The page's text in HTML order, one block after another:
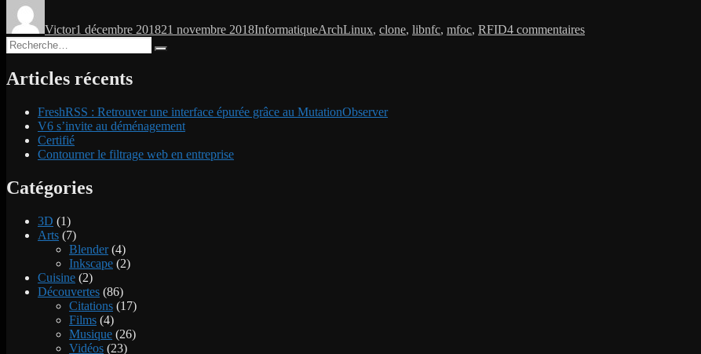
Victor1 décembre 201821 novembre 2018InformatiqueArchLinux, clone, libnfc, mfoc, RFID4 commentairesparfait
Recherche
pour :
Recherche
Articles récents
FreshRSS : Retrouver une interface épurée grâce au MutationObserver
V6 s’invite au déménagement
Certifié
Contourner le filtrage web en entreprise
Catégories
3D (1)
Arts (7)
Blender(4)
Inkscape (2)
Cuisine (2)
Découvertes (86)
Citations (17)
Films (4)
Musique (26)
Vidéos (23)